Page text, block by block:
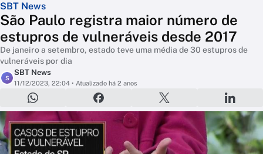
SBT News
São Paulo registra maior número de
estupros de vulneráveis desde 2017
De janeiro a setembro, estado teve uma média de 30 estupros de
vulneráveis por dia
S
SBT News
11/12/2023, 22:04 • Atualizado há 2 anos